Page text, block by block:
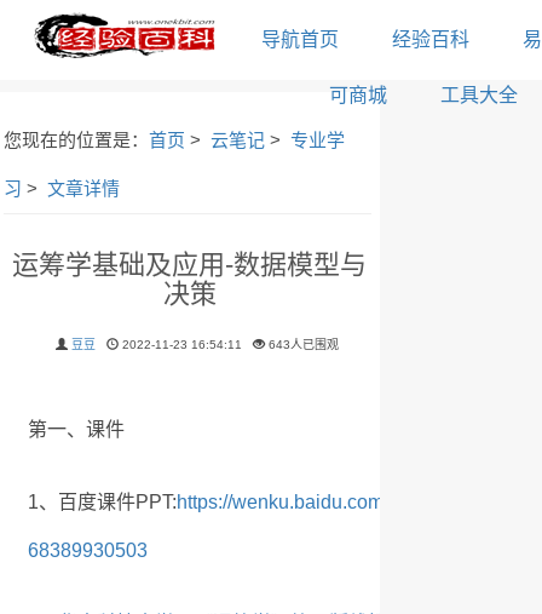
导航首页 经验百科 易
可商城 工具大全
您现在的位置是：首页 >云笔记 >专业学
习 >文章详情
运筹学基础及应用-数据模型与
决策
豆豆 2022-11-23 16:54:11 643人已围观
第一、课件
1、百度课件PPT:https://wenku.baidu.com/view/
68389930503